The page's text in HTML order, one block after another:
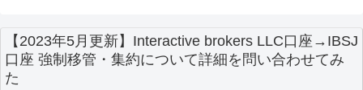
【2023年5月更新】Interactive brokers LLC口座→IBSJ
口座 強制移管・集約について詳細を問い合わせてみ
た